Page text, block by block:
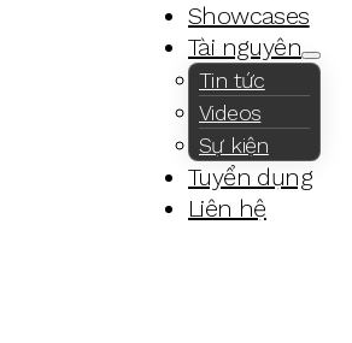
Showcases
Tài nguyên
Tin tức
Videos
Sự kiện
Tuyển dụng
Liên hệ